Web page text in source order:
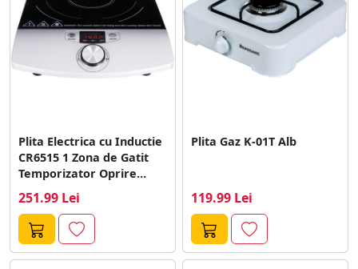
Plita Electrica cu Inductie
CR6515 1 Zona de Gatit
Temporizator Oprire
251.99 Lei
Plita Gaz K-01T Alb
119.99 Lei